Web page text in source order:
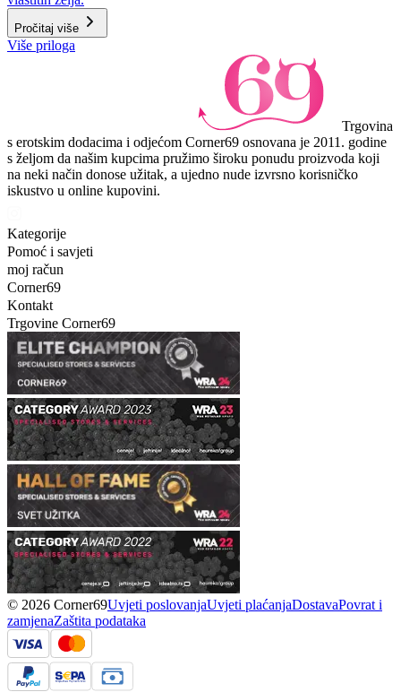
Pročitaj više
Više priloga
Trgovina
s erotskim dodacima i odjećom Corner69 osnovana je 2011. godine
s željom da našim kupcima pružimo široku ponudu proizvoda koji
na neki način donose užitak, a ujedno nude izvrsno korisničko
iskustvo u online kupovini.
Kategorije
Pomoć i savjeti
moj račun
Corner69
Kontakt
Trgovine Corner69
© 2026 Corner69Uvjeti poslovanjaUvjeti plaćanjaDostavaPovrat i
zamjenaZaštita podataka